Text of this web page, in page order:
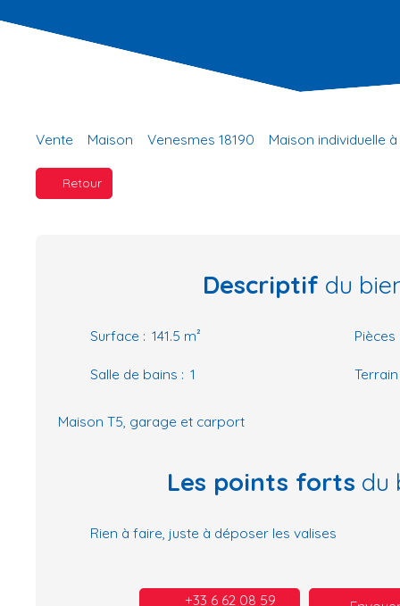
Vente Maison Venesmes 18190 Maison individuelle
Retour
Descriptif du
Surface : 141.5 m² Pièces
Salle de bains : 1 Terrain
Maison T5, garage et carport
Les points forts du
Rien à faire, juste à déposer les valises
+33 6 62 08 59